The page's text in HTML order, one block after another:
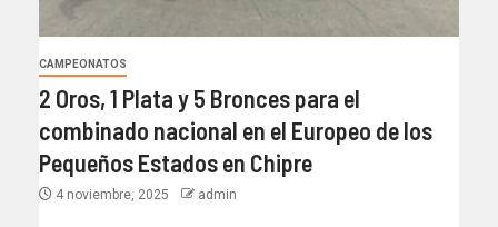
CAMPEONATOS
2 Oros, 1 Plata y 5 Bronces para el
combinado nacional en el Europeo de los
Pequeños Estados en Chipre
4 noviembre, 2025 admin